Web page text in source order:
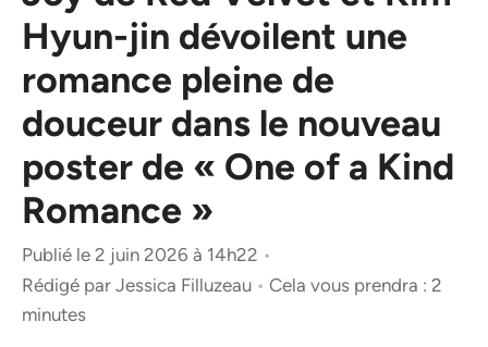
Hyun-jin dévoilent une
romance pleine de
douceur dans le nouveau
poster de « One of a Kind
Romance »
Publié le 2 juin 2026 à 14h22 •
Rédigé par Jessica Filluzeau • Cela vous prendra : 2
minutes